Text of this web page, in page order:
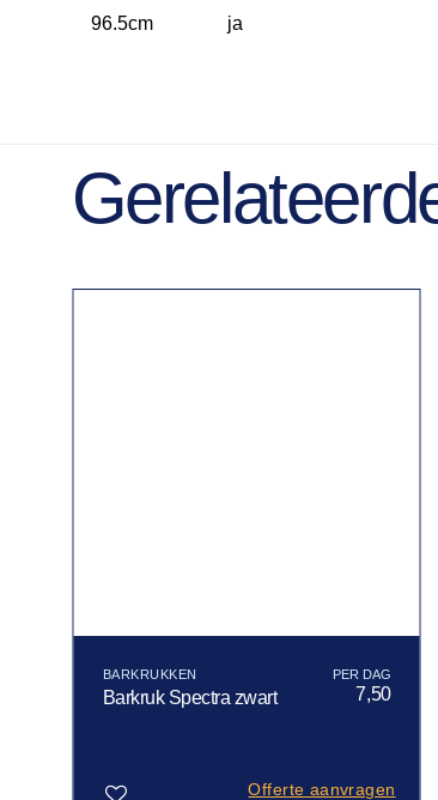
96.5cm ja
BARKRUKKEN
Barkruk Spectra zwart 7,50
Offerte aanvragen